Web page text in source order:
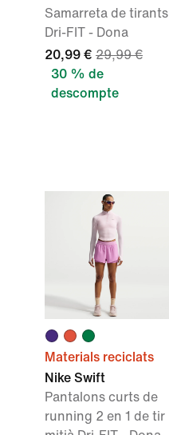
Samarreta de tirants
Dri-FIT - Dona
20,99 € 29,99 €
30 % de
descompte
Materials reciclats
Nike Swift
Pantalons curts de
running 2 en 1 de tir